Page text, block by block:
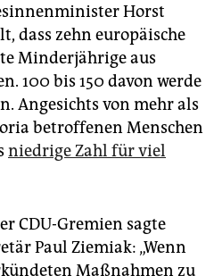
Horst
dass zehn europäische
Minderjährige aus
100 bis 150 davon werde
Angesichts von mehr als
betroffenen Menschen
niedrige Zahl für viel
CDU-Gremien sagte
Paul Ziemiak: „Wenn
Maßnahmen zu